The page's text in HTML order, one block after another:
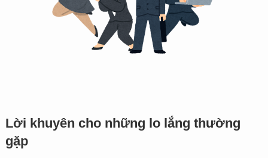
Lời khuyên cho những lo lắng thường
gặp